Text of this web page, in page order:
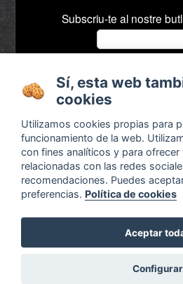
Subscriu-te al nostre
Sobre
Configurar cookies
Agenda
¿Son legales las
Otra
Sí, esta web
cookies
Utilizamos cookies propias para
funcionamiento de la web.
con fines analíticos y para ofrecer
relacionadas con las redes
recomendaciones. Puedes
preferencias. Política de cookies
Aceptar
Configurar